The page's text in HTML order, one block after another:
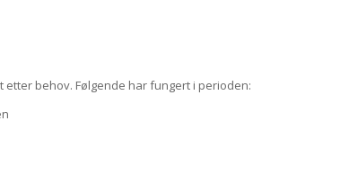
behov. Følgende har fungert i perioden: